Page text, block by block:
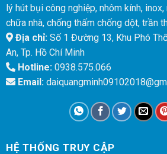
lý hút bụi công nghiệp, nhôm kính,
chữa nhà, chống thấm chống dột, trần
Địa chỉ:Số 1 Đường 13, Khu Phó
An, Tp. Hồ Chí Minh
Hotline:0938.575.066
Email:
HỆ THỐNG TRUY CẬP